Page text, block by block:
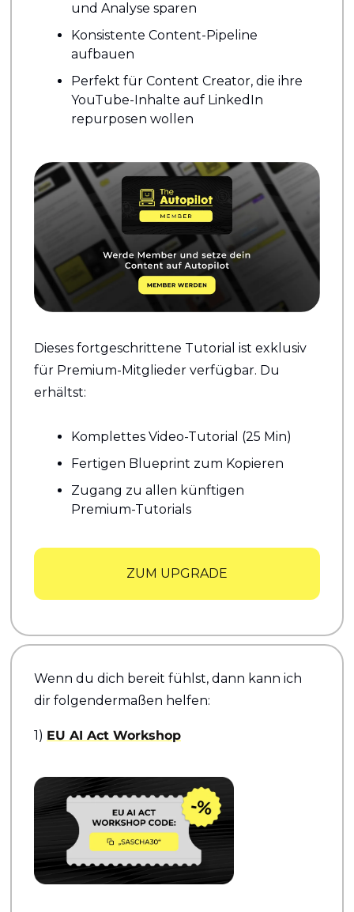
und Analyse sparen
Konsistente Content-Pipeline
aufbauen
Perfekt für Content Creator, die ihre
YouTube-Inhalte auf LinkedIn
repurposen wollen
Dieses fortgeschrittene Tutorial ist exklusiv
für Premium-Mitglieder verfügbar. Du
erhältst:
Komplettes Video-Tutorial (25 Min)
Fertigen Blueprint zum Kopieren
Zugang zu allen künftigen
Premium-Tutorials
ZUM UPGRADE
Wenn du dich bereit fühlst, dann kann ich
dir folgendermaßen helfen:
1) EU AI Act Workshop